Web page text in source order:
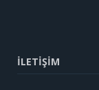
İLETİŞİM